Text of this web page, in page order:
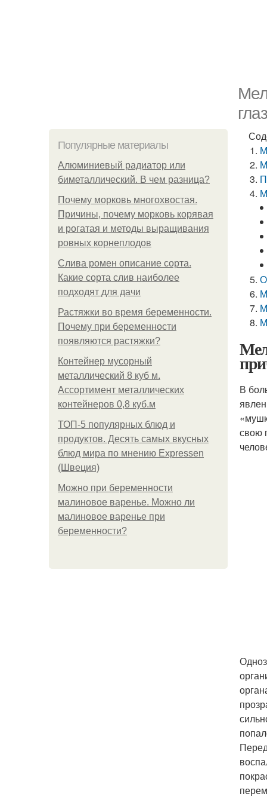
Популярные материалы
Алюминиевый радиатор или
биметаллический. В чем разница?
Почему морковь многохвостая.
Причины, почему морковь корявая
и рогатая и методы выращивания
ровных корнеплодов
Слива ромен описание сорта.
Какие сорта слив наиболее
подходят для дачи
Растяжки во время беременности.
Почему при беременности
появляются растяжки?
Контейнер мусорный
металлический 8 куб м.
Ассортимент металлических
контейнеров 0,8 куб.м
ТОП-5 популярных блюд и
продуктов. Десять самых вкусных
блюд мира по мнению Expressen
(Швеция)
Можно при беременности
малиновое варенье. Можно ли
малиновое варенье при
беременности?
В
свою